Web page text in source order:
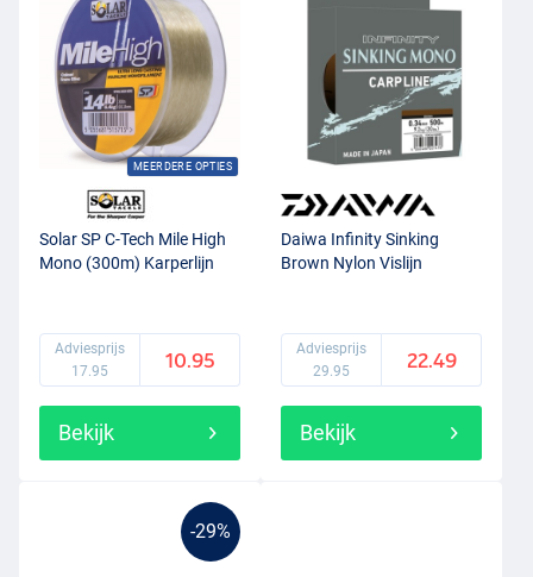
MEERDERE OPTIES
Solar SP C-Tech Mile High
Mono (300m) Karperlijn
Adviesprijs
17.95
10.95
Bekijk
Daiwa Infinity Sinking
Brown Nylon Vislijn
Adviesprijs
29.95
22.49
Bekijk
-29%